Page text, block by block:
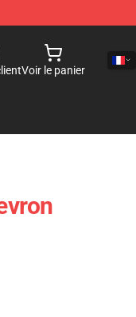
Voir le panier